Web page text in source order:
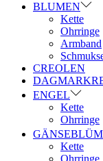
BLUMEN
Kette
Ohrringe
Armband
CREOLEN
ENGEL
Kette
Ohrringe
Kette
Ohrringe